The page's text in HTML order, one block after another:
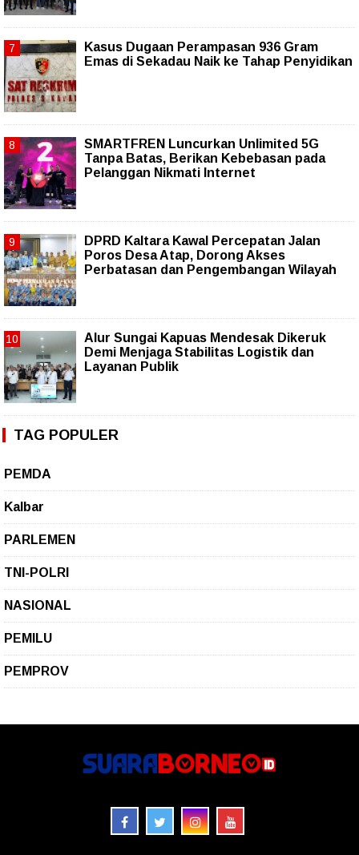
Kasus Dugaan Perampasan 936 Gram
Emas di Sekadau Naik ke Tahap Penyidikan
SMARTFREN Luncurkan Unlimited 5G
Tanpa Batas, Berikan Kebebasan pada
Pelanggan Nikmati Internet
DPRD Kaltara Kawal Percepatan Jalan
Poros Desa Atap, Dorong Akses
Perbatasan dan Pengembangan Wilayah
Alur Sungai Kapuas Mendesak Dikeruk
Demi Menjaga Stabilitas Logistik dan
Layanan Publik
TAG POPULER
PEMDA
Kalbar
PARLEMEN
TNI-POLRI
NASIONAL
PEMILU
PEMPROV